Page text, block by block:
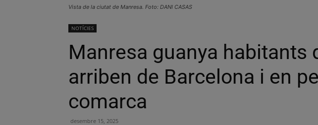
Vista de la ciutat de Manresa. Foto: DANI CASAS
NOTÍCIES
Manresa guanya habitants
arriben de Barcelona i en
comarca
desembre 15, 2025